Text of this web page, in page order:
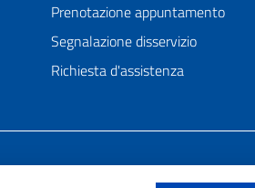
Prenotazione appuntamento
Segnalazione disservizio
Richiesta d'assistenza